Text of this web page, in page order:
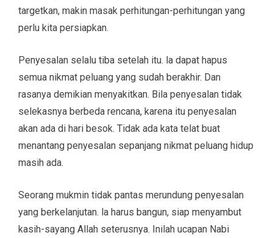
targetkan, makin masak perhitungan-perhitungan yang
perlu kita persiapkan.
Penyesalan selalu tiba setelah itu. la dapat hapus
semua nikmat peluang yang sudah berakhir. Dan
rasanya demikian menyakitkan. Bila penyesalan tidak
selekasnya berbeda rencana, karena itu penyesalan
akan ada di hari besok. Tidak ada kata telat buat
menantang penyesalan sepanjang nikmat peluang hidup
masih ada.
Seorang mukmin tidak pantas merundung penyesalan
yang berkelanjutan. la harus bangun, siap menyambut
kasih-sayang Allah seterusnya. Inilah ucapan Nabi